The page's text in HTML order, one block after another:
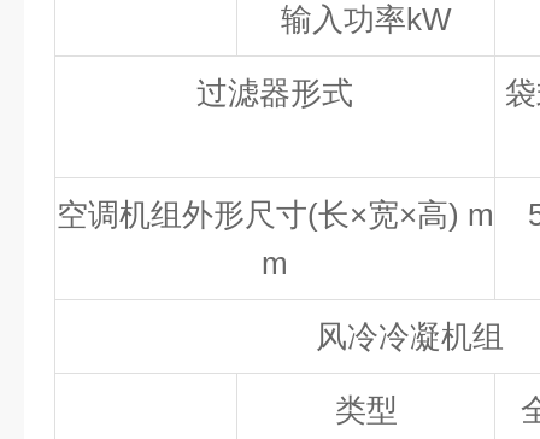
输入功率kW
过滤器形式
空调机组外形尺寸(长×宽×高) m
m
风冷冷凝机组
类型